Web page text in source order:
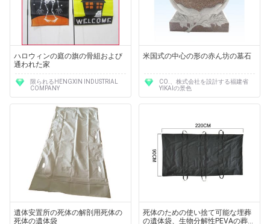
ハロウィンの庭の旗の骨組および
通われた家
限られるHENGXIN INDUSTRIAL
COMPANY
米国式の中心の形の赤ん坊の墓石
CO.、株式会社を設計する福建省
YIKAIの景色
遺体安置所の死体の解剖用死体の
死体の遺体袋
死体のための使い捨て可能な埋葬
の遺体袋、生物分解性PEVAの葬儀